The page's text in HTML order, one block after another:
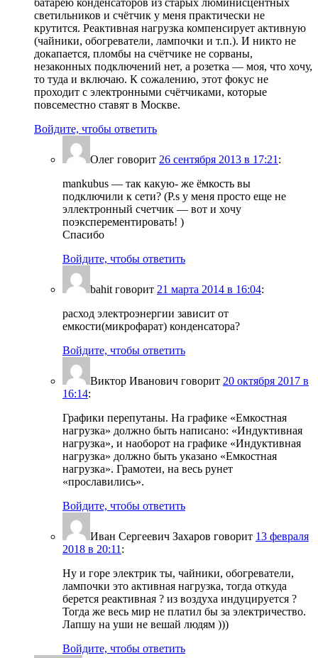
батарею конденсаторов из старых люминисцентных
светильников и счётчик у меня практически не
крутится. Реактивная нагрузка компенсирует активную
(чайники, обогреватели, лампочки и т.п.). И никто не
докапается, пломбы на счётчике не сорваны,
незаконных подключений нет, а розетка — моя, что хочу,
то туда и включаю. К сожалению, этот фокус не
проходит с электронными счётчиками, которые
повсеместно ставят в Москве.
Войдите, чтобы ответить
Олег говорит 26 сентября 2013 в 17:21 :
mankubus — так какую- же ёмкость вы
подключили к сети? (P.s у меня просто еще не
эллектронный счетчик — вот и хочу
поэксперементировать! )
Спасибо
Войдите, чтобы ответить
bahit говорит 21 марта 2014 в 16:04:
расход электроэнергии зависит от
емкости(микрофарат) конденсатора?
Войдите, чтобы ответить
Виктор Иванович говорит 20 октября 2017 в
16:14:
Графики перепутаны. На графике «Емкостная
нагрузка» должно быть написано: «Индуктивная
нагрузка», и наоборот на графике «Индуктивная
нагрузка» должно быть указано «Емкостная
нагрузка». Грамотеи, на весь рунет
«прославились».
Войдите, чтобы ответить
Иван Сергеевич Захаров говорит 13 февраля
2018 в 20:11 :
Ну и горе электрик ты, чайники, обогреватели,
лампочки это активная нагрузка, тогда откуда
берется реактивная ? из воздуха индуцируется ?
Тогда же весь мир не платил бы за электричество.
Лапшу на уши не вешай людям )))
Войдите, чтобы ответить